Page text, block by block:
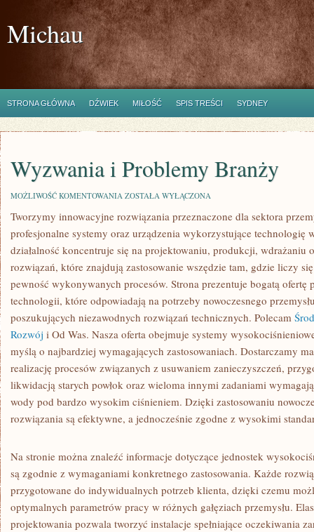
Michau
STRONA GŁÓWNA DŹWIEK MIŁOŚĆ SPIS TREŚCI SYDNEY
Wyzwania i Problemy Branży
MOŻLIWOŚĆ KOMENTOWANIA WYZWANIA
PROBLEMY
BRANŻY
ZOSTAŁA WYŁĄCZONA
Tworzymy innowacyjne rozwiązania przeznaczone dla sektora
profesjonalne systemy oraz urządzenia wykorzystujące technologię
działalność koncentruje się na projektowaniu, produkcji, wdrażaniu
rozwiązań, które znajdują zastosowanie wszędzie tam, gdzie liczy
pewność wykonywanych procesów. Strona prezentuje bogatą ofertę
technologii, które odpowiadają na potrzeby nowoczesnego
poszukujących niezawodnych rozwiązań technicznych. Polecam
Rozwój i Od Was. Nasza oferta obejmuje systemy
myślą o najbardziej wymagających zastosowaniach. Dostarczamy
realizację procesów związanych z usuwaniem zanieczyszczeń,
likwidacją starych powłok oraz wieloma innymi zadaniami
wody pod bardzo wysokim ciśnieniem. Dzięki zastosowaniu
rozwiązania są efektywne, a jednocześnie zgodne z wysokimi
Na stronie można znaleźć informacje dotyczące jednostek
są zgodnie z wymaganiami konkretnego zastosowania. Każde
przygotowane do indywidualnych potrzeb klienta, dzięki czemu
optymalnych parametrów pracy w różnych gałęziach przemysłu.
projektowania pozwala tworzyć instalacje spełniające oczekiwania